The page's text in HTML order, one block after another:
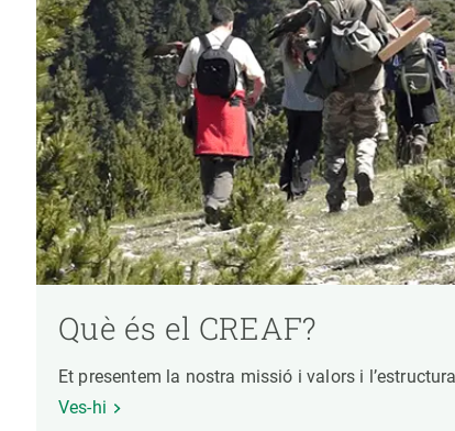
Què és el CREAF?
Et presentem la nostra missió i valors i
Ves-hi